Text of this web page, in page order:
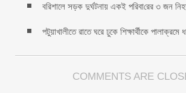
বরিশালে সড়ক দুর্ঘটনায় একই প‌রিবা‌রের ৩ জন
পটুয়াখালীতে রাতে ঘরে ঢুকে শিক্ষার্থীকে পালাক্রমে
COMMENTS ARE